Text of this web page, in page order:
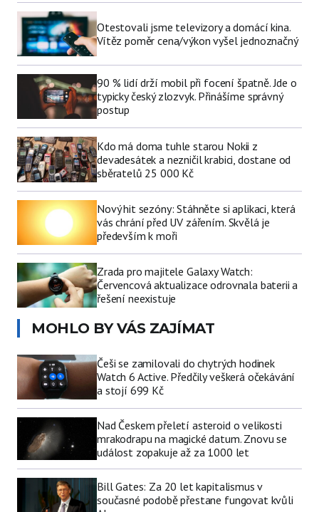
Otestovali jsme televizory a domácí kina.
Vítěz poměr cena/výkon vyšel jednoznačný
90 % lidí drží mobil při focení špatně. Jde o
typicky český zlozvyk. Přinášíme správný
postup
Kdo má doma tuhle starou Nokii z
devadesátek a nezničil krabici, dostane od
sběratelů 25 000 Kč
Nový hit sezóny: Stáhněte si aplikaci, která
vás chrání před UV zářením. Skvělá je
především k moři
Zrada pro majitele Galaxy Watch:
Červencová aktualizace odrovnala baterii a
řešení neexistuje
MOHLO BY VÁS ZAJÍMAT
Češi se zamilovali do chytrých hodinek
Watch 6 Active. Předčily veškerá očekávání
a stojí 699 Kč
Nad Českem přeletí asteroid o velikosti
mrakodrapu na magické datum. Znovu se
událost zopakuje až za 1000 let
Bill Gates: Za 20 let kapitalismus v
současné podobě přestane fungovat kvůli